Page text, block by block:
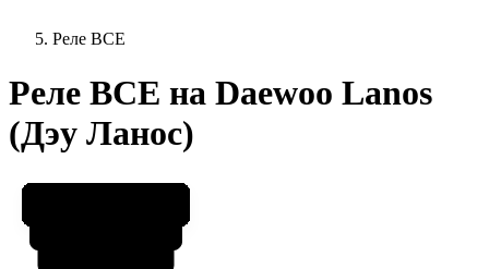
Реле ВСЕ
Реле ВСЕ на Daewoo Lanos
(Дэу Ланос)